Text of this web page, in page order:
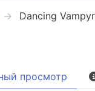
Dancing
просмотр